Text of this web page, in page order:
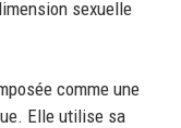
sexuelle
comme une
Elle utilise sa